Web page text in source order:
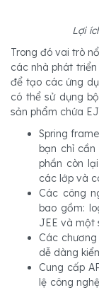
Lợi
Trong đó vai trò
các nhà phát
để tạo các ứng
có thể sử dụng
sản phẩm chứa
Spring
bạn chỉ
phần còn
các lớp và
Các công
bao gồm:
JEE và một
Các
dễ dàng
Cung cấp
lệ công